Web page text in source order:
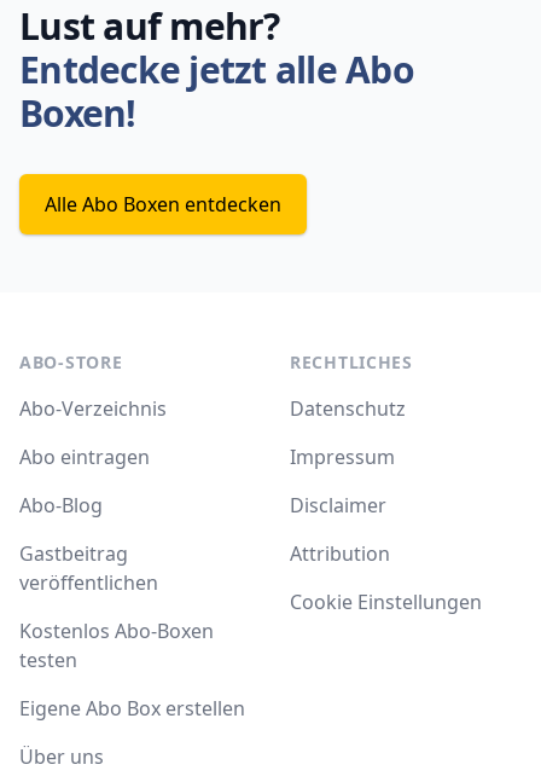
Lust auf mehr?
Entdecke jetzt alle Abo
Boxen!
Alle Abo Boxen entdecken
ABO-STORE
Abo-Verzeichnis
Abo eintragen
Abo-Blog
Gastbeitrag
veröffentlichen
Kostenlos Abo-Boxen
testen
Eigene Abo Box erstellen
Über uns
RECHTLICHES
Datenschutz
Impressum
Disclaimer
Attribution
Cookie Einstellungen